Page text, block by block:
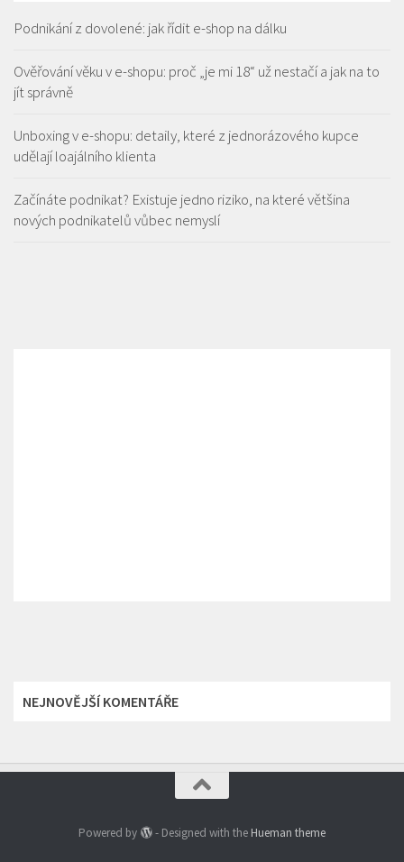
Podnikání z dovolené: jak řídit e-shop na dálku
Ověřování věku v e-shopu: proč „je mi 18“ už nestačí a jak na to
jít správně
Unboxing v e-shopu: detaily, které z jednorázového kupce
udělají loajálního klienta
Začínáte podnikat? Existuje jedno riziko, na které většina
nových podnikatelů vůbec nemyslí
NEJNOVĚJŠÍ KOMENTÁŘE
Powered by - Designed with the Hueman theme